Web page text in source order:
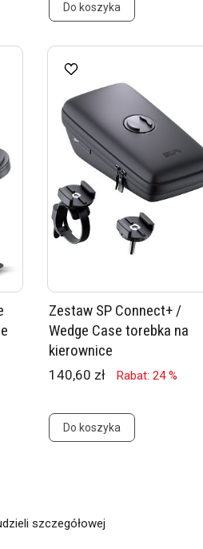
Do koszyka
Zestaw SP Connect+ /
Wedge Case torebka na
kierownice
140,60 zł Rabat: 24 %
Do koszyka
szczegółowej